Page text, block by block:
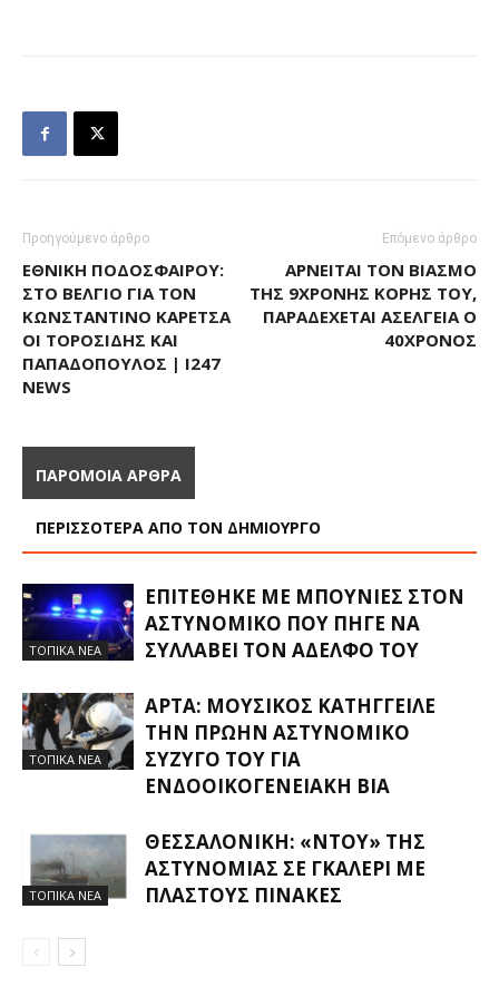
Προηγούμενο άρθρο
ΕΘΝΙΚΉ ΠΟΔΟΣΦΑΊΡΟΥ:
ΣΤΟ ΒΈΛΓΙΟ ΓΙΑ ΤΟΝ
ΚΩΝΣΤΑΝΤΊΝΟ ΚΑΡΈΤΣΑ
ΟΙ ΤΟΡΟΣΊΔΗΣ ΚΑΙ
ΠΑΠΑΔΌΠΟΥΛΟΣ | I247
NEWS
Επόμενο άρθρο
ΑΡΝΕΊΤΑΙ ΤΟΝ ΒΙΑΣΜΌ
ΤΗΣ 9ΧΡΟΝΗΣ ΚΌΡΗΣ ΤΟΥ,
ΠΑΡΑΔΈΧΕΤΑΙ ΑΣΈΛΓΕΙΑ Ο
40ΧΡΟΝΟΣ
ΠΑΡΟΜΟΙΑ ΑΡΘΡΑ
ΠΕΡΙΣΣΟΤΕΡΑ ΑΠΟ ΤΟΝ ΔΗΜΙΟΥΡΓΟ
ΤΟΠΙΚΑ ΝΕΑ
ΕΠΙΤΈΘΗΚΕ ΜΕ ΜΠΟΥΝΙΈΣ ΣΤΟΝ
ΑΣΤΥΝΟΜΙΚΌ ΠΟΥ ΠΉΓΕ ΝΑ
ΣΥΛΛΆΒΕΙ ΤΟΝ ΑΔΕΛΦΌ ΤΟΥ
ΤΟΠΙΚΑ ΝΕΑ
ΆΡΤΑ: ΜΟΥΣΙΚΌΣ ΚΑΤΉΓΓΕΙΛΕ
ΤΗΝ ΠΡΏΗΝ ΑΣΤΥΝΟΜΙΚΌ
ΣΎΖΥΓΌ ΤΟΥ ΓΙΑ
ΕΝΔΟΟΙΚΟΓΕΝΕΙΑΚΉ ΒΊΑ
ΤΟΠΙΚΑ ΝΕΑ
ΘΕΣΣΑΛΟΝΊΚΗ: «ΝΤΟΥ» ΤΗΣ
ΑΣΤΥΝΟΜΊΑΣ ΣΕ ΓΚΑΛΕΡΊ ΜΕ
ΠΛΑΣΤΟΎΣ ΠΊΝΑΚΕΣ